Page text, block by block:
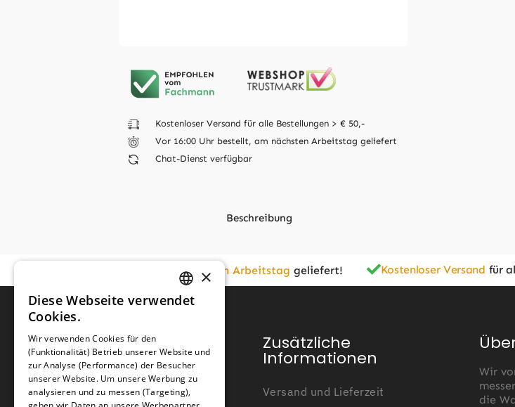
Kostenloser Versand für alle Bestellungen > € 50,-
Vor 16:00 Uhr bestellt, am nächsten Arbeitstag geliefert
Chat-Dienst verfügbar
Beschreibung
Zusätzliche Informationen
Geeignet für Black & Decker
Drahtstärke
am nächsten Arbeitstag geliefert! Kostenloser Versand für
Kundendienst
Mein Konto
Kundendienst
Zusätzliche
Informationen
Versand und Lieferzeit
Wir
die
GERMAN
GERMAN
×
Diese Webseite verwendet
Cookies.
Wir verwenden Cookies für den
(Funktionalität) Betrieb unserer Website und
zur Analyse (Performance) der Besucher
unserer Website. Um unsere Werbung zu
analysieren und zu messen (Targeting),